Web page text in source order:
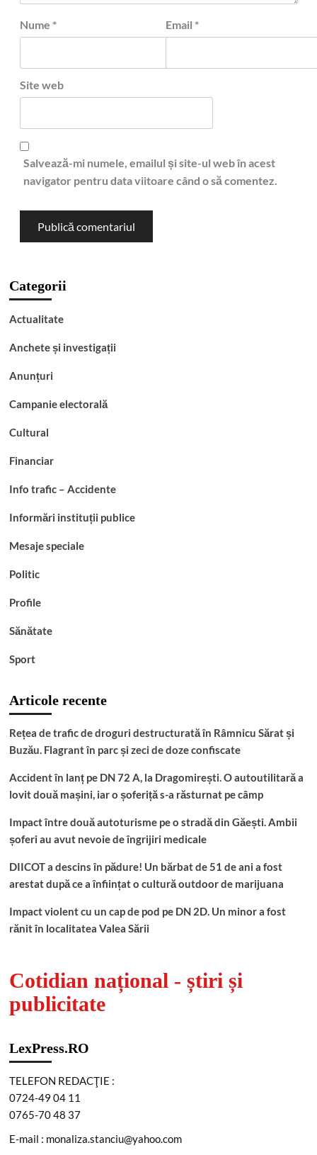
Nume * Email *
Site web
Salvează-mi numele, emailul și site-ul web în acest
navigator pentru data viitoare când o să comentez.
Categorii
Actualitate
Anchete și investigații
Anunțuri
Campanie electorală
Cultural
Financiar
Info trafic – Accidente
Informări instituții publice
Mesaje speciale
Politic
Profile
Sănătate
Sport
Articole recente
Rețea de trafic de droguri destructurată în Râmnicu Sărat și
Buzău. Flagrant în parc și zeci de doze confiscate
Accident în lanț pe DN 72 A, la Dragomirești. O autoutilitară a
lovit două mașini, iar o șoferiță s-a răsturnat pe câmp
Impact între două autoturisme pe o stradă din Găești. Ambii
șoferi au avut nevoie de îngrijiri medicale
DIICOT a descins în pădure! Un bărbat de 51 de ani a fost
arestat după ce a înființat o cultură outdoor de marijuana
Impact violent cu un cap de pod pe DN 2D. Un minor a fost
rănit în localitatea Valea Sării
Cotidian național - știri și
publicitate
LexPress.RO
TELEFON REDACŢIE :
0724-49 04 11
0765-70 48 37
E-mail : monaliza.stanciu@yahoo.com